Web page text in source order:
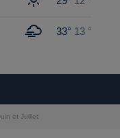
33° 13 °
et Juillet